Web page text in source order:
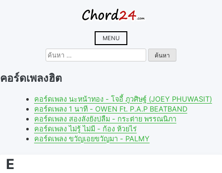
MENU
ค้นหา
สำหรับ:
คอร์ดเพลงฮิต
คอร์ดเพลง นะหน้าทอง - โจอี้ ภูวศิษฐ์ (JOEY PHUWASIT)
คอร์ดเพลง 1 นาที - OWEN Ft. P.A.P BEATBAND
คอร์ดเพลง สองลังยังบ่ลืม - กระต่าย พรรณนิภา
คอร์ดเพลง ไม่รู้ ไม่มี - ก้อง ห้วยไร่
คอร์ดเพลง ขวัญเอยขวัญมา - PALMY
E